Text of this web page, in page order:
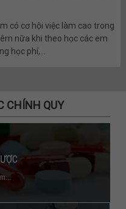
có cơ hội việc làm cao trong
nữa khi theo học các em
học phí,...
CHÍNH QUY